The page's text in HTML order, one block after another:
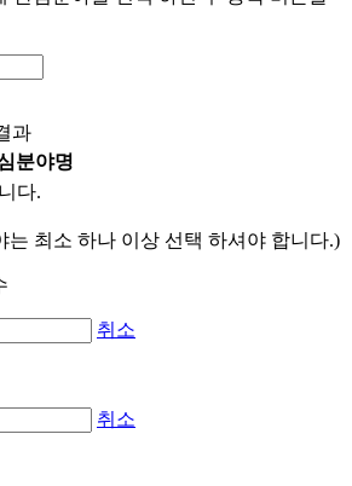
과
분야명
다.
는 최소 하나 이상 선택 하셔야 합니다.)
취소
취소